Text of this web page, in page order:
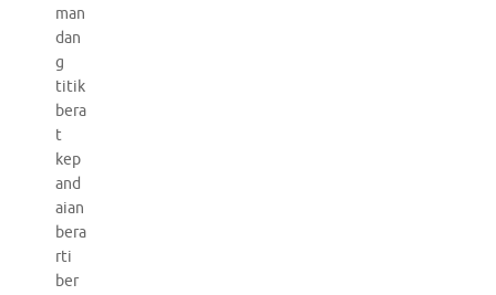
man
dan
g
titik
bera
t
kep
and
aian
bera
rti
ber